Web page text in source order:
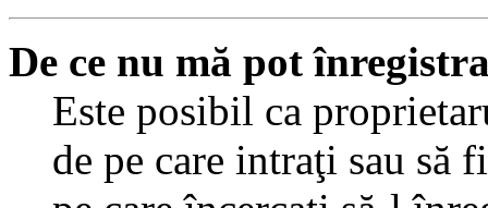
De ce nu mă pot
Este posibil ca
de pe care intraţi sau să